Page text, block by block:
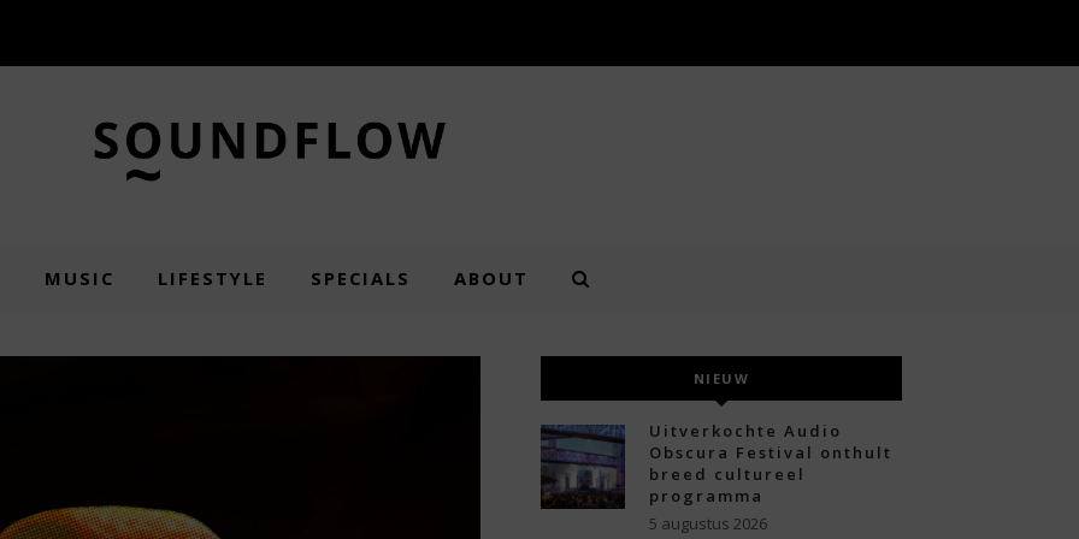
MUSIC LIFESTYLE SPECIALS ABOUT
NIEUW
Uitverkochte Audio
Obscura Festival onthult
breed cultureel
programma
5 augustus 2026